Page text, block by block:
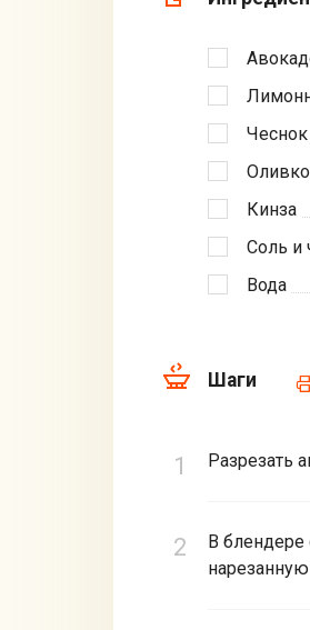
Чеснок
Кинза
Соль и
Вода
Шаги
Разрезать
В
нарезанную